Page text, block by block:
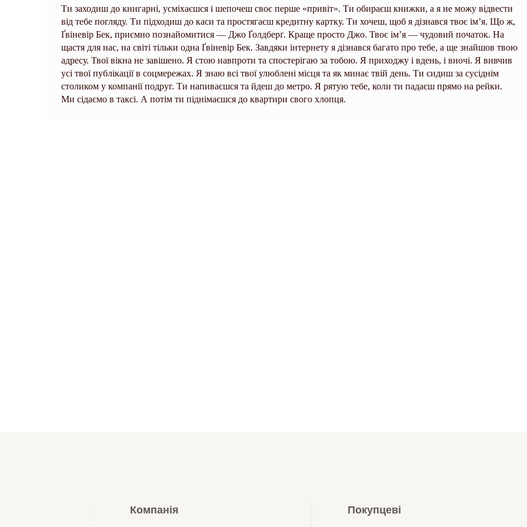
Ти заходиш до книгарні, усміхаєшся і шепочеш своє перше «привіт». Ти обираєш книжки, а я не можу відвести
від тебе погляду. Ти підходиш до каси та простягаєш кредитну картку. Ти хочеш, щоб я дізнався твоє ім’я. Що ж,
Ґвіневір Бек, приємно познайомитися — Джо Ґолдберґ. Краще просто Джо. Твоє ім’я — чудовий початок. На
щастя для нас, на світі тільки одна Ґвіневір Бек. Завдяки інтернету я дізнався багато про тебе, а ще знайшов твою
адресу. Твої вікна не завішено. Я стою навпроти та спостерігаю за тобою. Я приходжу і вдень, і вночі. Я вивчив
усі твої публікації в соцмережах. Я знаю всі твої улюблені місця та як минає твій день. Ти сидиш за сусіднім
столиком у компанії подруг. Ти напиваєшся та йдеш до метро. Я рятую тебе, коли ти падаєш прямо на рейки.
Ми сідаємо в таксі. А потім ти піднімаєшся до квартири свого хлопця.
Компанія Покупцеві